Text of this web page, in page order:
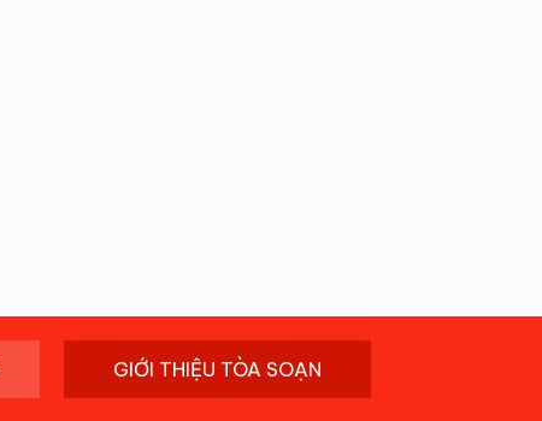
GIỚI THIỆU TÒA SOẠN